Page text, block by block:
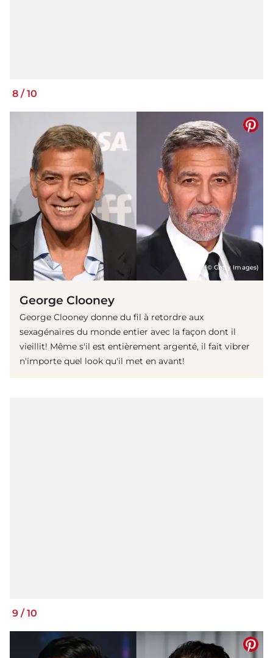
8 /10
(© Getty Images)
George Clooney
George Clooney donne du fil à retordre aux
sexagénaires du monde entier avec la façon dont il
vieillit! Même s'il est entièrement argenté, il fait vibrer
n'importe quel look qu'il met en avant!
9 /10